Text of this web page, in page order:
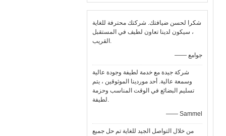
شكرا لحسن ضيافتك. شركتك محترفة للغاية
، سيكون لدينا تعاون لطيف في المستقبل
القريب.
—— جوامع
شركة جيدة مع خدمة لطيفة وجودة عالية
وسمعة عالية. أحد موردينا الموثوقين ، يتم
تسليم البضائع في الوقت المناسب وحزمة
لطيفة.
—— Sammel
من خلال التواصل الجيد للغاية تم حل جميع